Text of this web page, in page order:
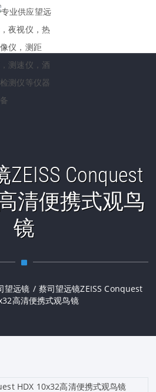
Conquest
清便携式观鸟
镜
望远镜 / 蔡司望远镜ZEISS Conquest
高清便携式观鸟镜